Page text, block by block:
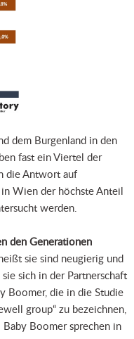
dem Burgenland in den
fast ein Viertel der
die Antwort auf
in Wien der höchste Anteil
werden.
den Generationen
sie sind neugierig und
sich in der Partnerschaft
Boomer, die in die Studie
group“ zu bezeichnen,
Boomer sprechen in